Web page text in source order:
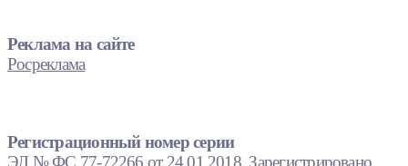
Реклама на сайте
Росреклама
Регистрационный номер серии
ЭЛ № ФС 77-72266 от 24.01.2018. Зарегистрировано